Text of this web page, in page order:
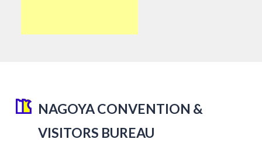
NAGOYA CONVENTION &
VISITORS BUREAU